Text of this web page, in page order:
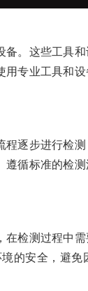
。这些工具
专业工具和
逐步进行检
循标准的检
检测过程中
的安全，避